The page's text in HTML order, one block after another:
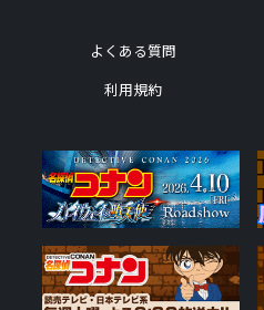
よくある質問
利用規約